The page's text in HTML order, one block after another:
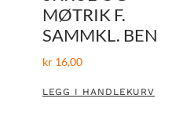
MØTRIK F.
SAMMKL. BEN
kr16,00
LEGG I HANDLEKURV